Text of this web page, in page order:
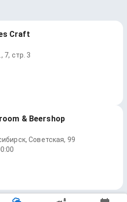
Craft
7, стр. 3
& Beershop
Советская, 99